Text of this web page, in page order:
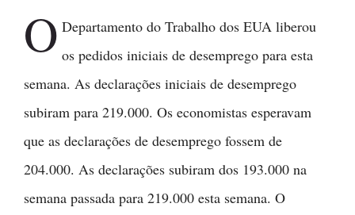
O Departamento do Trabalho dos EUA liberou
os pedidos iniciais de desemprego para esta
semana. As declarações iniciais de desemprego
subiram para 219.000. Os economistas esperavam
que as declarações de desemprego fossem de
204.000. As declarações subiram dos 193.000 na
semana passada para 219.000 esta semana. O